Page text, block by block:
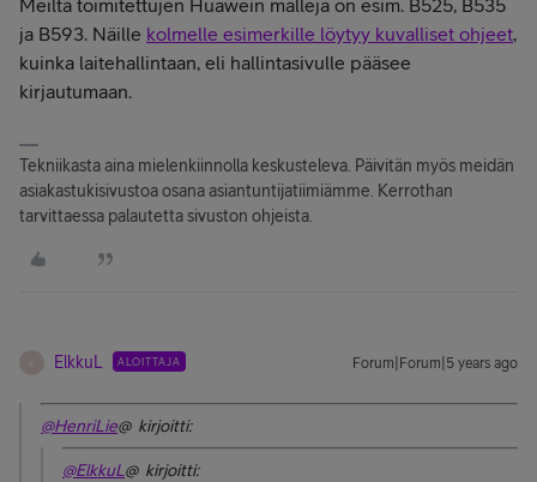
Meiltä toimitettujen Huawein malleja on esim. B525, B535
ja B593. Näille kolmelle esimerkille löytyy kuvalliset ohjeet,
kuinka laitehallintaan, eli hallintasivulle pääsee
kirjautumaan.
Tekniikasta aina mielenkiinnolla keskusteleva. Päivitän myös meidän
asiakastukisivustoa osana asiantuntijatiimiämme. Kerrothan
tarvittaessa palautetta sivuston ohjeista.
ElkkuL ALOITTAJA Forum|Forum|5 years ago
@HenriLie@ kirjoitti:
@ElkkuL @ kirjoitti: